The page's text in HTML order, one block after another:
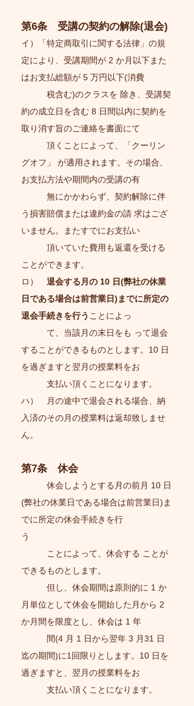
第6条 受講の契約の解除(退会)
イ）「特定商取引に関する法律」の規
定により、受講期間が 2 か月以下また
はお支払総額が 5 万円以下(消費
税含む)のクラスを 除き、受講契
約の成立日を含む 8 日間以内に契約を
取り消す旨のご連絡を書面にて
頂くことによって、「クーリン
グオフ」 が適用されます。その場合、
お支払方法や期間内の受講の有
無にかかわらず、契約解除に伴
う損害賠償または違約金の請 求はござ
いません。またすでにお支払い
頂いていた費用も返還を受ける
ことができます。
ロ） 退会する月の 10 日(弊社の休業
日である場合は前営業日)までに所定の
退会手続きを行う ことによっ
て、当該月の末日をも って退会
することができるものとします。10 日
を過ぎますと翌月の授業料をお
支払い頂くことになります。
ハ） 月の途中で退会される場合、納
入済のその月の授業料は返却致しませ
ん。
第7条 休会
休会しようとする月の前月 10 日
(弊社の休業日である場合は前営業日)ま
でに所定の休会手続きを行
う
ことによって、休会する ことが
できるものとします。
但し、休会期間は原則的に 1 か
月単位として休会を開始した月から 2
か月間を限度とし、休会は 1 年
間(4 月 1 日から翌年 3 月31 日
迄の期間)に1回限りとします。10 日を
過ぎますと、翌月の授業料をお
支払い頂くことになります。